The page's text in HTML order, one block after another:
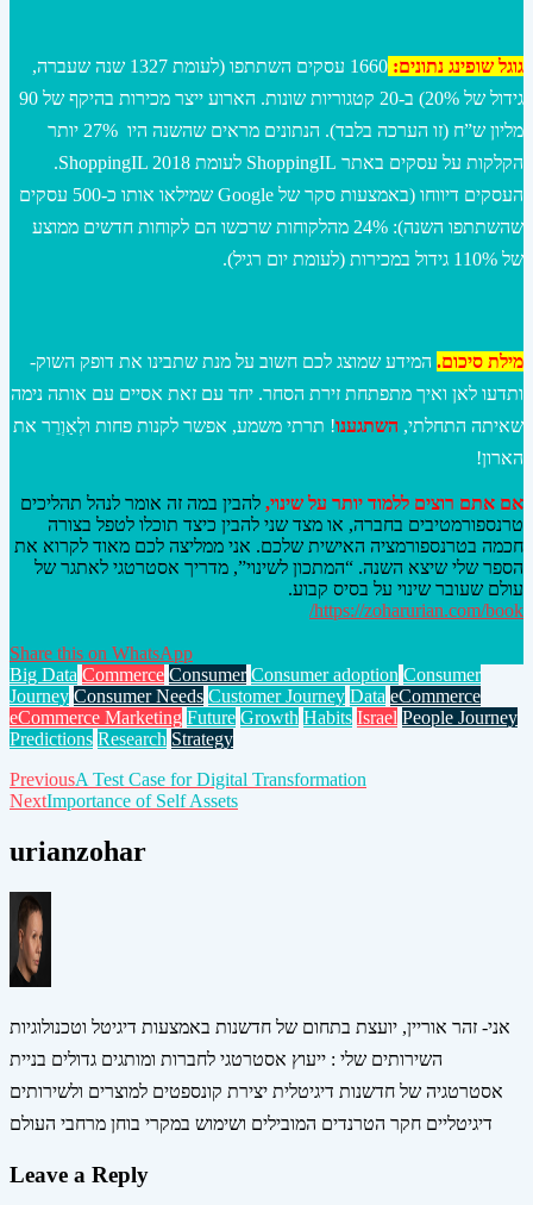
גוגל שופינג נתונים:
1660 עסקים השתתפו (לעומת 1327 שנה שעברה,
גידול של 20%) ב-20 קטגוריות שונות. הארוע ייצר מכירות בהיקף של 90
מליון ש”ח (זו הערכה בלבד). הנתונים מראים שהשנה היו 27% יותר
הקלקות על עסקים באתר ShoppingIL לעומת ShoppingIL 2018.
העסקים דיווחו (באמצעות סקר של Google שמילאו אותו כ-500 עסקים
שהשתתפו השנה): 24% מהלקוחות שרכשו הם לקוחות חדשים ממוצע
של 110% גידול במכירות (לעומת יום רגיל).
מילת סיכום. המידע שמוצג לכם חשוב על מנת שתבינו את דופק השוק-
ותדעו לאן ואיך מתפתחת זירת הסחר. יחד עם זאת אסיים עם אותה נימה
שאיתה התחלתי, השתגענו! תרתי משמע, אפשר לקנות פחות ולְאַוְרֵר את
הארון!
אם אתם רוצים ללמוד יותר על שינוי, להבין במה זה אומר לנהל תהליכים
טרנספורמטיבים בחברה, או מצד שני להבין כיצד תוכלו לטפל בצורה
חכמה בטרנספורמציה האישית שלכם. אני ממליצה לכם מאוד לקרוא את
הספר שלי שיצא השנה. “המתכון לשינוי”, מדריך אסטרטגי לאתגר של
עולם שעובר שינוי על בסיס קבוע.
https://zoharurian.com/book/
Share this on WhatsApp
Big Data Commerce Consumer Consumer adoption Consumer
Journey Consumer Needs Customer Journey Data eCommerce
eCommerce Marketing Future Growth Habits Israel People Journey
Predictions Research Strategy
Post
navigation
PreviousA Test Case for Digital Transformation
NextImportance of Self Assets
urianzohar
אני- זהר אוריין, יועצת בתחום של חדשנות באמצעות דיגיטל וטכנולוגיות
השירותים שלי : ייעוץ אסטרטגי לחברות ומותגים גדולים בניית
אסטרטגיה של חדשנות דיגיטלית יצירת קונספטים למוצרים ולשירותים
דיגיטליים חקר הטרנדים המובילים ושימוש במקרי בוחן מרחבי העולם
Leave a Reply